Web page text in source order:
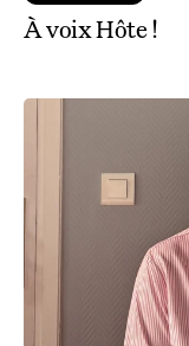
À voix Hôte !